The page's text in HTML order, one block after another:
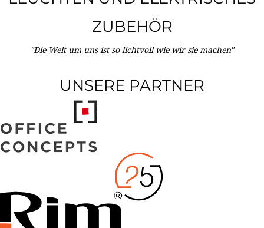
ZUBEHÖR
"Die Welt um uns ist so lichtvoll wie wir sie machen"
UNSERE PARTNER